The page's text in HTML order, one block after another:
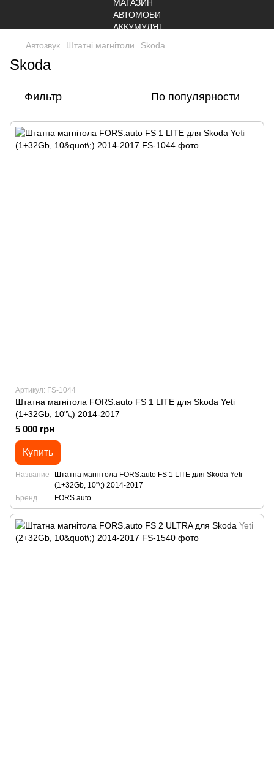
Автозвук Штатні магнітоли Skoda
Skoda
Фильтр По популярности
Артикул: FS-1044
Штатна магнітола FORS.auto FS 1 LITE для Skoda Yeti
(1+32Gb, 10"\;) 2014-2017
5 000 грн
Купить
Название
Штатна магнітола FORS.auto FS 1 LITE для Skoda Yeti
(1+32Gb, 10"\;) 2014-2017
Бренд
FORS.auto